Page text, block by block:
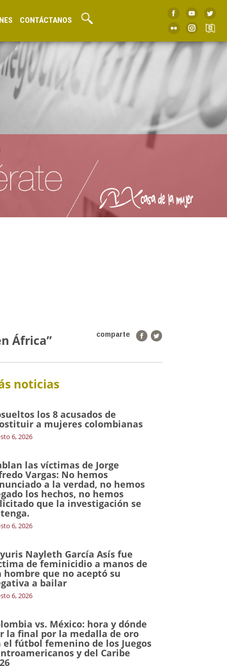
CONTÁCTANOS
comparte
África”
noticias
los 8 acusados de
a mujeres colombianas
6, 2026
las víctimas de Jorge
Vargas: No hemos
a la verdad, no hemos
los hechos, no hemos
que la investigación se
6, 2026
Nayleth García Asís fue
de feminicidio a manos de
hombre que no aceptó su
a bailar
6, 2026
vs. México: hora y dónde
la final por la medalla de oro
el fútbol femenino de los Juegos
y del Caribe